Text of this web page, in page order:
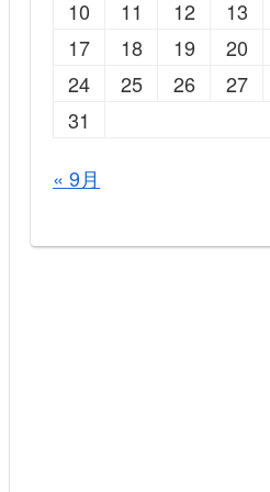
10
11 12 13
17
18 19 20
24
25 26 27
31
« 9月